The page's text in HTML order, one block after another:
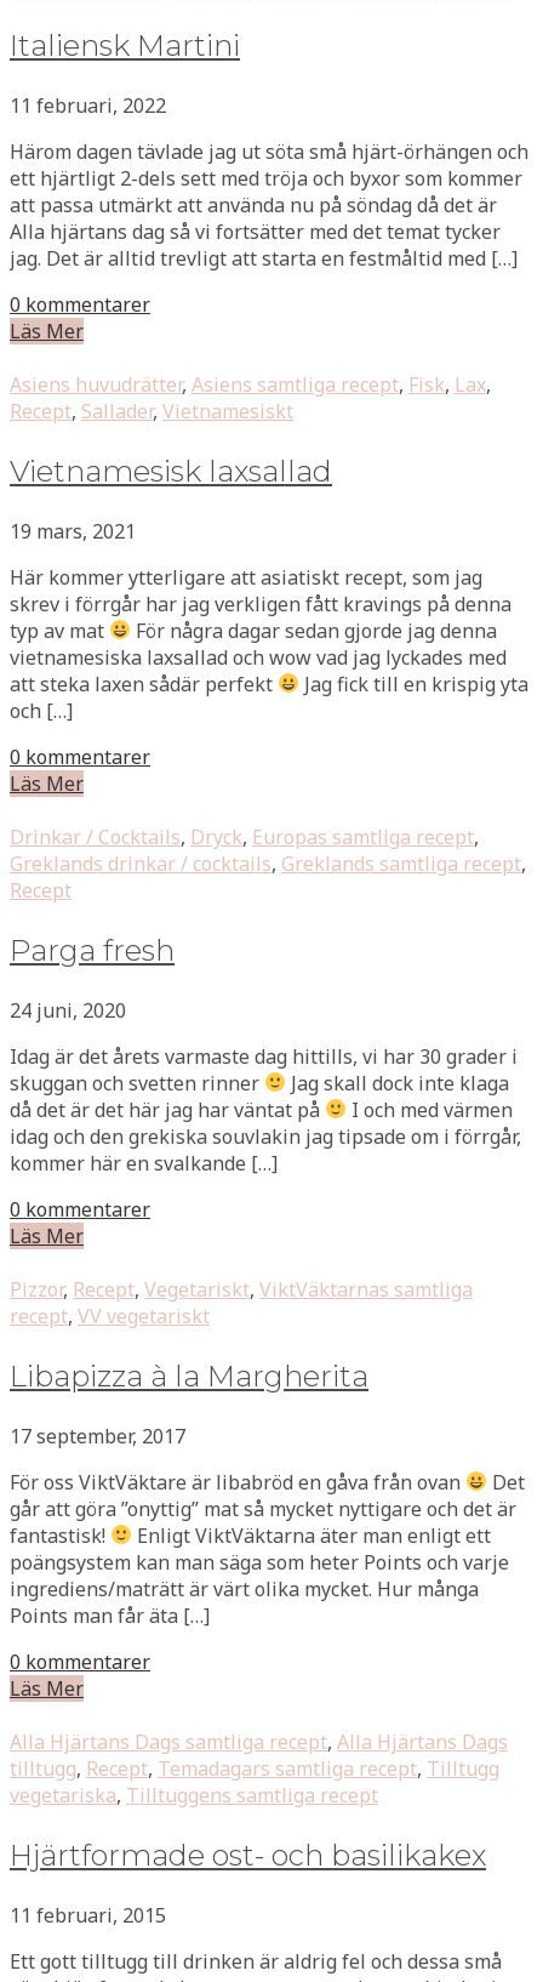
Italiensk Martini
11 februari, 2022
Härom dagen tävlade jag ut söta små hjärt-örhängen och
ett hjärtligt 2-dels sett med tröja och byxor som kommer
att passa utmärkt att använda nu på söndag då det är
Alla hjärtans dag så vi fortsätter med det temat tycker
jag. Det är alltid trevligt att starta en festmåltid med […]
0 kommentarer
Läs Mer
Asiens huvudrätter, Asiens samtliga recept, Fisk, Lax,
Recept, Sallader, Vietnamesiskt
Vietnamesisk laxsallad
19 mars, 2021
Här kommer ytterligare att asiatiskt recept, som jag
skrev i förrgår har jag verkligen fått kravings på denna
typ av mat
För några dagar sedan gjorde jag denna
vietnamesiska laxsallad och wow vad jag lyckades med
att steka laxen sådär perfekt
Jag fick till en krispig yta
och […]
0 kommentarer
Läs Mer
Drinkar / Cocktails, Dryck, Europas samtliga recept,
Greklands drinkar / cocktails, Greklands samtliga recept,
Recept
Parga fresh
24 juni, 2020
Idag är det årets varmaste dag hittills, vi har 30 grader i
skuggan och svetten rinner
Jag skall dock inte klaga
då det är det här jag har väntat på
I och med värmen
idag och den grekiska souvlakin jag tipsade om i förrgår,
kommer här en svalkande […]
0 kommentarer
Läs Mer
Pizzor, Recept, Vegetariskt, ViktVäktarnas samtliga
recept, VV vegetariskt
Libapizza à la Margherita
17 september, 2017
För oss ViktVäktare är libabröd en gåva från ovan
Det
går att göra ”onyttig” mat så mycket nyttigare och det är
fantastisk!
Enligt ViktVäktarna äter man enligt ett
poängsystem kan man säga som heter Points och varje
ingrediens/maträtt är värt olika mycket. Hur många
Points man får äta […]
0 kommentarer
Läs Mer
Alla Hjärtans Dags samtliga recept, Alla Hjärtans Dags
tilltugg, Recept, Temadagars samtliga recept, Tilltugg
vegetariska, Tilltuggens samtliga recept
Hjärtformade ost- och basilikakex
11 februari, 2015
Ett gott tilltugg till drinken är aldrig fel och dessa små